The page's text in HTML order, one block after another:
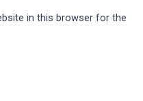
in this browser for the